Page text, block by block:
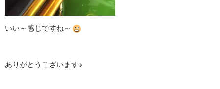
いい～感じですね～
ありがとうございます♪